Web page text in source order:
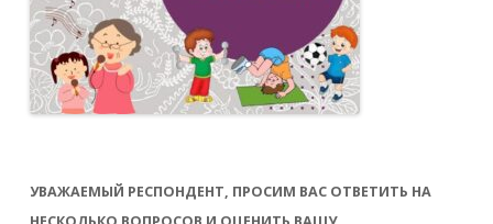
УВАЖАЕМЫЙ РЕСПОНДЕНТ, ПРОСИМ ВАС ОТВЕТИТЬ НА